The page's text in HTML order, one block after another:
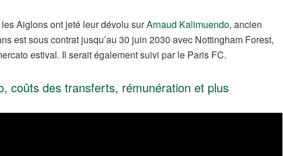
les Aiglons ont jeté leur dévolu surArnaud Kalimuendo, ancien
est sous contrat jusqu’au 30 juin 2030 avec Nottingham Forest,
estival. Il serait également suivi par le Paris FC.
coûts des transferts, rémunération et plus